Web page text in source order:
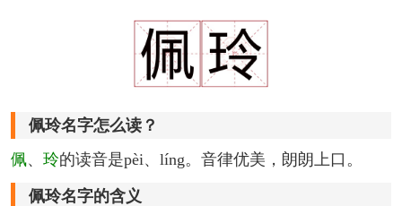
佩玲名字怎么读？
佩、 玲的读音是pèi、líng。音律优美，朗朗上口。
佩玲名字的含义